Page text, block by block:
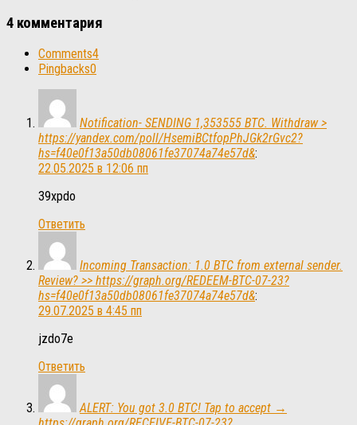
4 комментария
Comments4
Pingbacks0
Notification- SENDING 1,353555 BTC. Withdraw >
https://yandex.com/poll/HsemiBCtfopPhJGk2rGvc2?
hs=f40e0f13a50db08061fe37074a74e57d&:
22.05.2025 в 12:06 пп
39xpdo
Ответить
Incoming Transaction: 1.0 BTC from external sender.
Review? >> https://graph.org/REDEEM-BTC-07-23?
hs=f40e0f13a50db08061fe37074a74e57d&:
29.07.2025 в 4:45 пп
jzdo7e
Ответить
ALERT: You got 3.0 BTC! Tap to accept →